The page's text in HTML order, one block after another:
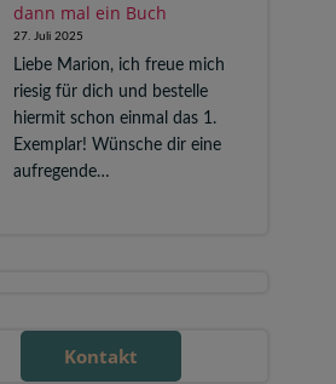
dann mal ein Buch
27. Juli 2025
Liebe Marion, ich freue mich
riesig für dich und bestelle
hiermit schon einmal das 1.
Exemplar! Wünsche dir eine
aufregende…
Kontakt